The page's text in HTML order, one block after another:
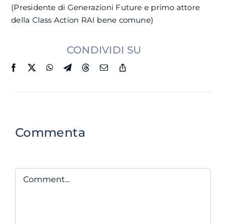
(Presidente di Generazioni Future e primo attore
della Class Action RAI bene comune)
CONDIVIDI SU
Commenta
Comment